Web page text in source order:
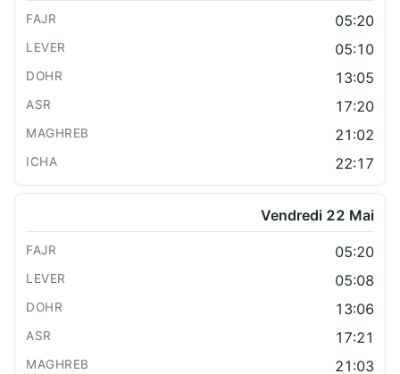
05:20
05:10
13:05
17:20
21:02
22:17
Vendredi 22 Mai
05:20
05:08
13:06
17:21
21:03